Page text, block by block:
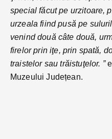
special făcut pe urzitoare,
urzeala fiind pusă pe
venind două câte două,
firelor prin iţe, prin spată,
traistelor sau trăistuţelor. ”
Muzeului Județean.